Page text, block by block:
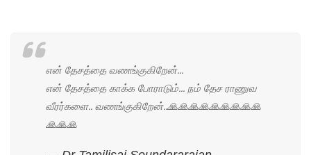
என் தேசத்தை வணங்குகிறேன்...
என் தேசத்தை காக்க போராடும்... நம் தேச ராணுவ
வீரர்களை.. வணங்குகிறேன்..🙏🙏🙏🙏🙏🙏🙏🙏🙏
🙏🙏🙏